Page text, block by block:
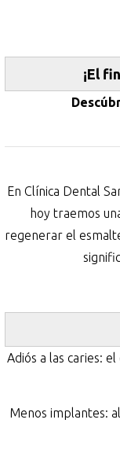
¡El
Descú
En Clínica Dental
hoy traemos
regenerar el
Adiós a las caries:
Menos implantes: